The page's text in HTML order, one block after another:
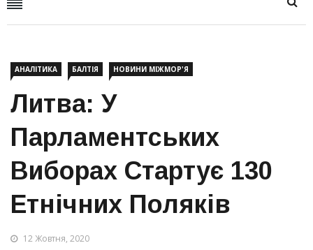
АНАЛІТИКА БАЛТІЯ НОВИНИ МІЖМОР'Я
Литва: У
Парламентських
Виборах Стартує 130
Етнічних Поляків
12 Жовтня, 2020